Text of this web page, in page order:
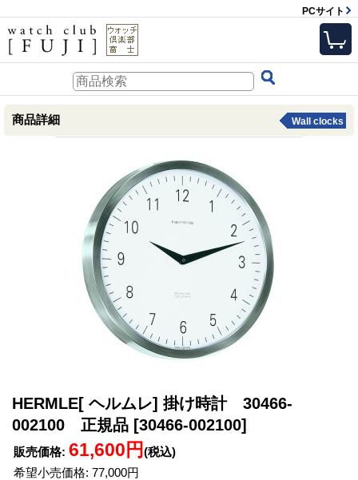
PCサイト
商品詳細 Wall clocks
HERMLE[ ヘルムレ] 掛け時計 30466-
002100 正規品 [30466-002100]
販売価格: 61,600円 (税込)
希望小売価格: 77,000円